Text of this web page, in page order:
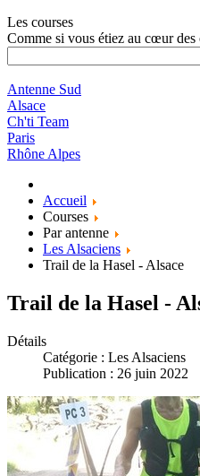
Les courses
Comme si vous étiez au cœur des
Antenne Sud
Alsace
Ch'ti Team
Paris
Rhône Alpes
Accueil
Courses
Par antenne
Les Alsaciens
Trail de la Hasel - Alsace
Trail de la Hasel -
Détails
Catégorie : Les Alsaciens
Publication : 26 juin 2022